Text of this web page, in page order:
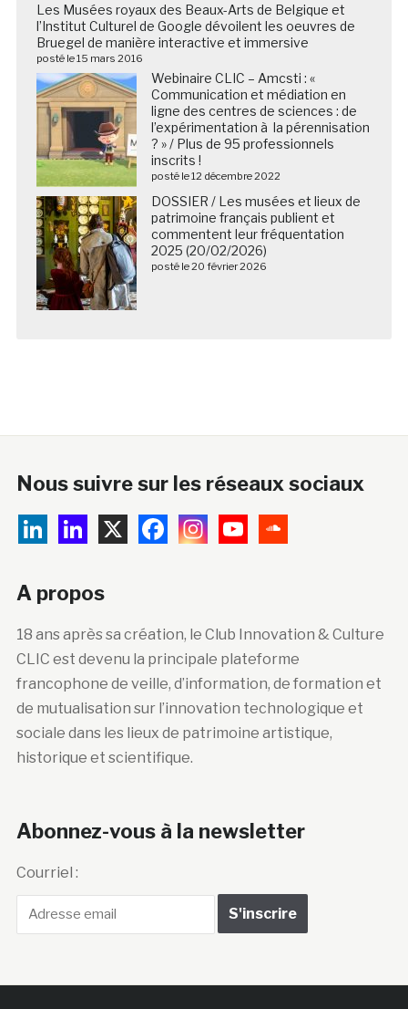
Les Musées royaux des Beaux-Arts de Belgique et
l’Institut Culturel de Google dévoilent les oeuvres de
Bruegel de manière interactive et immersive
posté le 15 mars 2016
Webinaire CLIC – Amcsti : «
Communication et médiation en
ligne des centres de sciences : de
l’expérimentation à la pérennisation
? » / Plus de 95 professionnels
inscrits !
posté le 12 décembre 2022
DOSSIER / Les musées et lieux de
patrimoine français publient et
commentent leur fréquentation
2025 (20/02/2026)
posté le 20 février 2026
Nous suivre sur les réseaux sociaux
A propos
18 ans après sa création, le Club Innovation & Culture
CLIC est devenu la principale plateforme
francophone de veille, d’information, de formation et
de mutualisation sur l’innovation technologique et
sociale dans les lieux de patrimoine artistique,
historique et scientifique.
Abonnez-vous à la newsletter
Courriel :